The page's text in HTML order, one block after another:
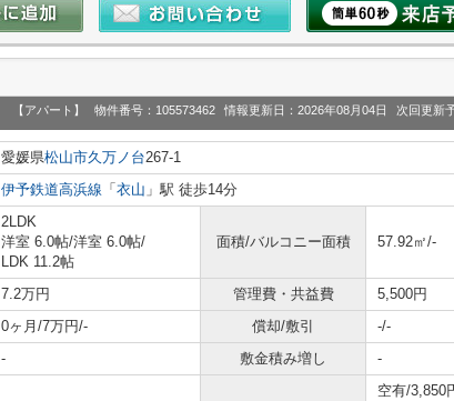
【アパート】 物件番号：105573462 情報更新日：2026年08月04日 次回更新
愛媛県松山市久万ノ台267-1
伊予鉄道高浜線 「 衣山 」駅 徒歩14分
2LDK
洋室 6.0帖/洋室 6.0帖/
LDK 11.2帖
面積/バルコニー面積 57.92㎡/-
7.2万円 管理費・共益費
5,500円
0ヶ月/7万円/- 償却/敷引
-/-
- 敷金積み増し -
空有/3,850